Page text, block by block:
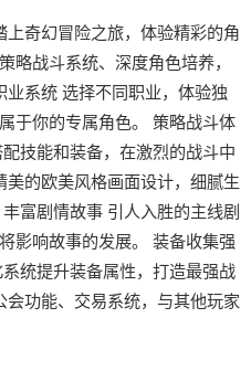
奇幻冒险之旅，体验精彩的角
略战斗系统、深度角色培养，
系统 选择不同职业，体验独
于你的专属角色。 策略战斗体
技能和装备，在激烈的战斗中
的欧美风格画面设计，细腻生
富剧情故事 引人入胜的主线剧
影响故事的发展。 装备收集强
统提升装备属性，打造最强战
功能、交易系统，与其他玩家